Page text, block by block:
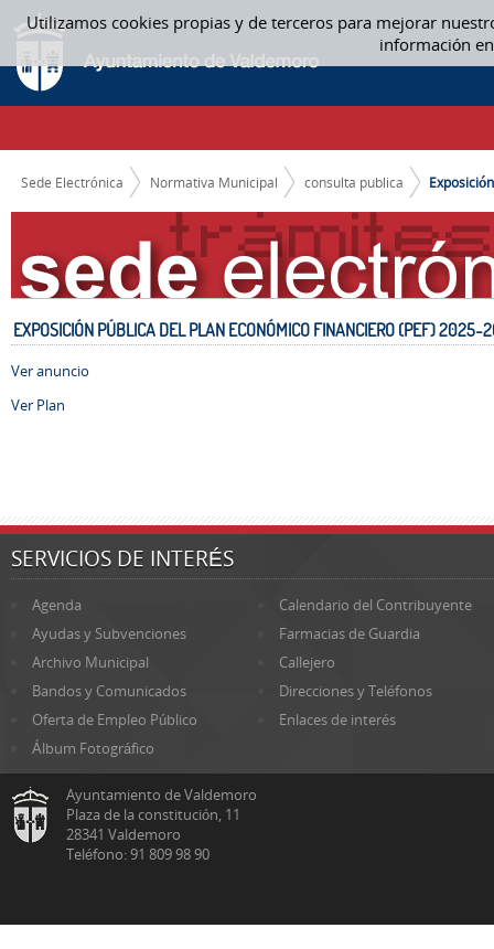
Utilizamos cookies propias y de terceros para mejorar
información
Saltar al contenido
EXPOSICIÓN PÚBLICA DEL PLAN ECONÓMICO FINANCIERO (PEF) 2025-
CAMINO DE MIGAS
Sede Electrónica Normativa Municipal consulta publica
EXPOSICIÓN PÚBLICA DEL PLAN ECONÓMICO FINANCIERO (PEF) 2025-
Ver anuncio
Ver Plan
SERVICIOS DE INTERÉS
Agenda
Calendario del Contribuyente
Ayudas y Subvenciones
Farmacias de Guardia
Archivo Municipal
Callejero
Bandos y Comunicados
Direcciones y Teléfonos
Oferta de Empleo Público
Enlaces de interés
Álbum Fotográfico
Ayuntamiento de Valdemoro
Plaza de la constitución, 11
28341 Valdemoro
Teléfono: 91 809 98 90